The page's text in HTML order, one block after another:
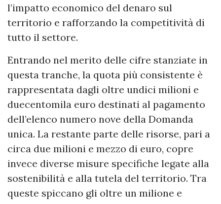
l’impatto economico del denaro sul
territorio e rafforzando la competitività di
tutto il settore.
Entrando nel merito delle cifre stanziate in
questa tranche, la quota più consistente è
rappresentata dagli oltre undici milioni e
duecentomila euro destinati al pagamento
dell’elenco numero nove della Domanda
unica. La restante parte delle risorse, pari a
circa due milioni e mezzo di euro, copre
invece diverse misure specifiche legate alla
sostenibilità e alla tutela del territorio. Tra
queste spiccano gli oltre un milione e